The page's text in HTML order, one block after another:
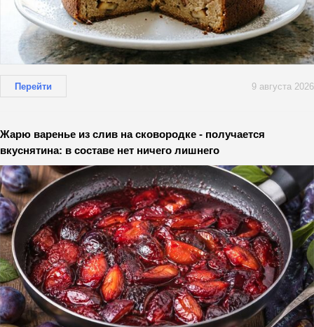
Перейти 9 августа 2026
Жарю варенье из слив на сковородке - получается
вкуснятина: в составе нет ничего лишнего